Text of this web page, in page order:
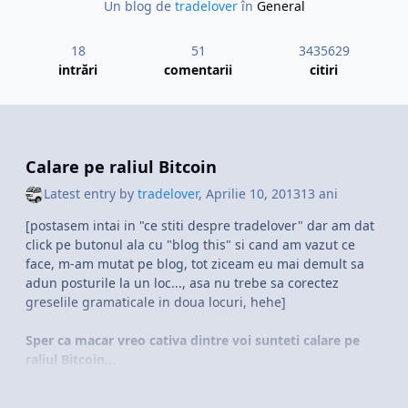
despre inflatia preturilor de consum.
presedintele FED Ben Bernanke va
vorbi la un eveniment din Washington.
Vineri, 17 Ianuarie
Sfarsitul de saptamana va fi plin de stiri
foarte importante pe sesiunea Statelor
Un blog de tradeloverîn General
18
intrări
51
comentarii
3435629
citiri
Calare pe raliul Bitcoin
Latest entry by tradelover, Aprilie 10, 201313 ani
[postasem intai in "ce stiti despre tradelover" dar am dat
click pe butonul ala cu "blog this" si cand am vazut ce
face, m-am mutat pe blog, tot ziceam eu mai demult sa
adun posturile la un loc..., asa nu trebe sa corectez
greselile gramaticale in doua locuri, hehe]
Sper ca macar vreo cativa dintre voi sunteti calare pe
raliul Bitcoin...